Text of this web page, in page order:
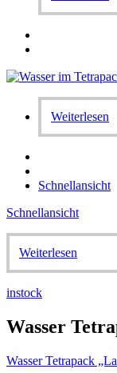
Weiterlesen
Schnellansicht
Schnellansicht
Weiterlesen
instock
Wasser
Wasser Tetrapack